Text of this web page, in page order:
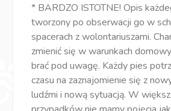
* BARDZO ISTOTNE! Opis
tworzony po obserwacji go w
spacerach z wolontariuszami.
zmienić się w warunkach
brać pod uwagę. Każdy pies
czasu na zaznajomienie się z
ludźmi i nową sytuacją. W